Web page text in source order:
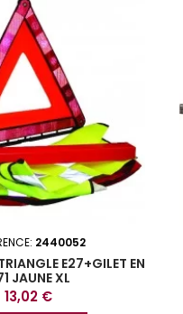
2440052
E27+GILET EN
JAUNE XL
Prix
13,02 €